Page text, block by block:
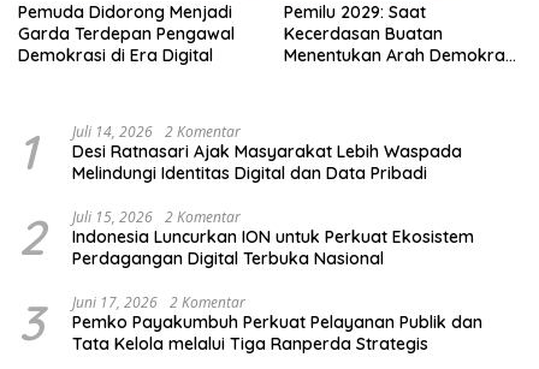
Pemuda Didorong Menjadi
Garda Terdepan Pengawal
Demokrasi di Era Digital
Pemilu 2029: Saat
Kecerdasan Buatan
Menentukan Arah Demokrasi
1 Juli 14, 2026 2 Komentar
Desi Ratnasari Ajak Masyarakat Lebih Waspada
Melindungi Identitas Digital dan Data Pribadi
2 Juli 15, 2026 2 Komentar
Indonesia Luncurkan ION untuk Perkuat Ekosistem
Perdagangan Digital Terbuka Nasional
3 Juni 17, 2026 2 Komentar
Pemko Payakumbuh Perkuat Pelayanan Publik dan
Tata Kelola melalui Tiga Ranperda Strategis